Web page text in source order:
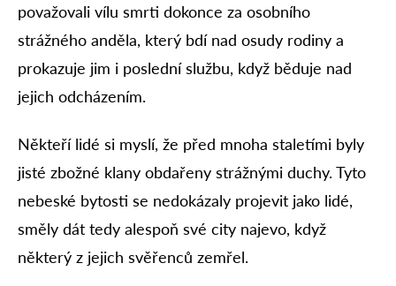
považovali vílu smrti dokonce za osobního
strážného anděla, který bdí nad osudy rodiny a
prokazuje jim i poslední službu, když běduje nad
jejich odcházením.
Někteří lidé si myslí, že před mnoha staletími byly
jisté zbožné klany obdařeny strážnými duchy. Tyto
nebeské bytosti se nedokázaly projevit jako lidé,
směly dát tedy alespoň své city najevo, když
některý z jejich svěřenců zemřel.